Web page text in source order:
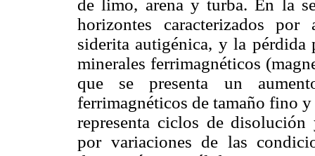
de limo, arena y turba. En la
horizontes caracterizados
siderita autigénica, y la
minerales ferrimagnéticos
que se presenta un
ferrimagnéticos de tamaño fino
representa ciclos de
por variaciones de las